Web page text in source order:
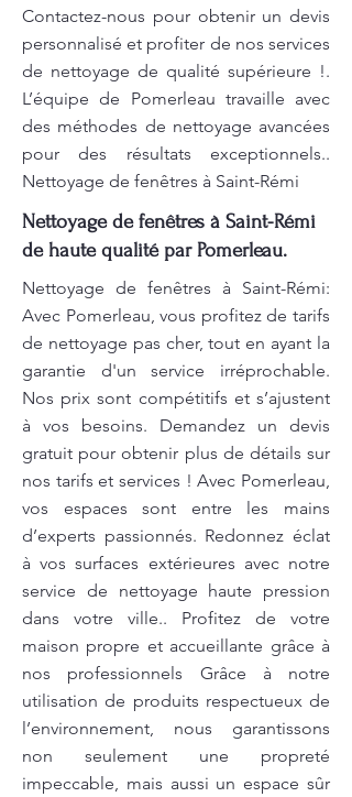
Contactez-nous pour obtenir un devis
personnalisé et profiter de nos services
de nettoyage de qualité supérieure !.
L’équipe de Pomerleau travaille avec
des méthodes de nettoyage avancées
pour des résultats exceptionnels..
Nettoyage de fenêtres à Saint-Rémi
Nettoyage de fenêtres à Saint-Rémi
de haute qualité par Pomerleau.
Nettoyage de fenêtres à Saint-Rémi:
Avec Pomerleau, vous profitez de tarifs
de nettoyage pas cher, tout en ayant la
garantie d'un service irréprochable.
Nos prix sont compétitifs et s’ajustent
à vos besoins. Demandez un devis
gratuit pour obtenir plus de détails sur
nos tarifs et services ! Avec Pomerleau,
vos espaces sont entre les mains
d’experts passionnés. Redonnez éclat
à vos surfaces extérieures avec notre
service de nettoyage haute pression
dans votre ville.. Profitez de votre
maison propre et accueillante grâce à
nos professionnels Grâce à notre
utilisation de produits respectueux de
l’environnement, nous garantissons
non seulement une propreté
impeccable, mais aussi un espace sûr